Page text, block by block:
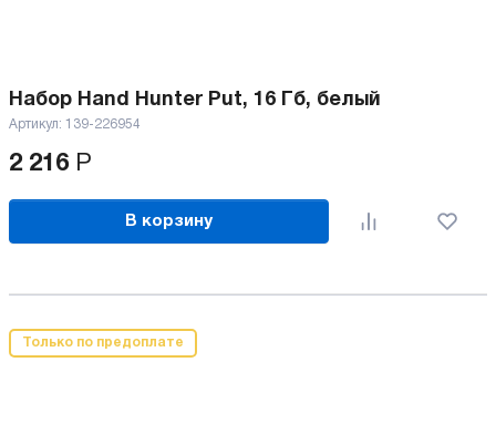
Набор Hand Hunter Put, 16 Гб, белый
Артикул: 139-226954
2 216 Р
В корзину
Только по предоплате